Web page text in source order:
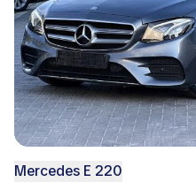
Mercedes E 220